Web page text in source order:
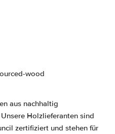
aus nachhaltig
Holzlieferanten sind
zertifiziert und stehen für